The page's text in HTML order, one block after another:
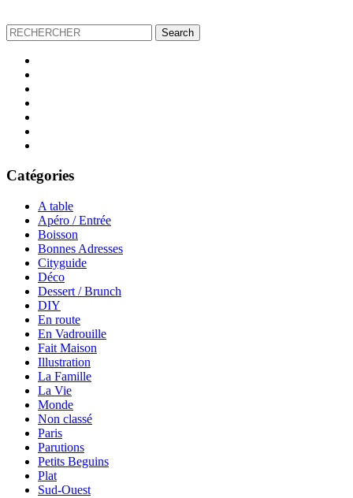
Catégories
A table
Apéro / Entrée
Boisson
Bonnes Adresses
Cityguide
Déco
Dessert / Brunch
DIY
En route
En Vadrouille
Fait Maison
Illustration
La Famille
La Vie
Monde
Non classé
Paris
Parutions
Petits Beguins
Plat
Sud-Ouest